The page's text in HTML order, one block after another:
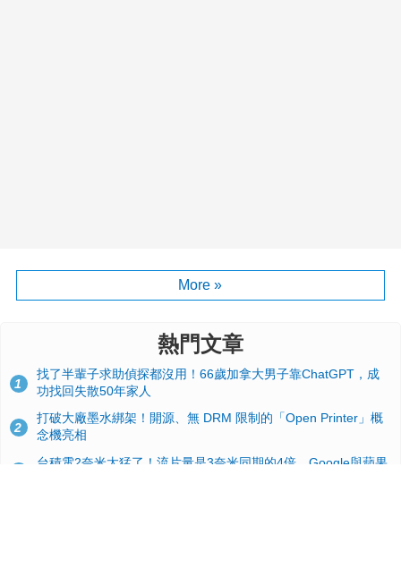
More »
熱門文章
1
找了半輩子求助偵探都沒用！66歲加拿大男子靠ChatGPT，成
功找回失散50年家人
2
打破大廠墨水綁架！開源、無 DRM 限制的「Open Printer」概
念機亮相
台積電2奈米太猛了！流片量是3奈米同期的4倍，Google與蘋果